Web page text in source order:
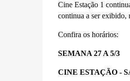
Cine Estação 1
continua a ser exibido,
Confira os horários:
SEMANA 27 A 5/3
CINE ESTAÇÃO -